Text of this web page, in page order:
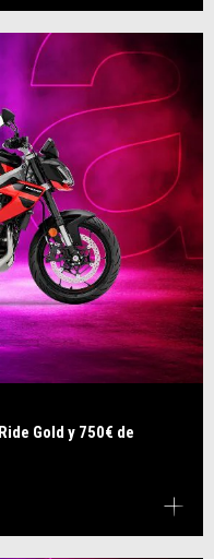
Gold y 750€ de